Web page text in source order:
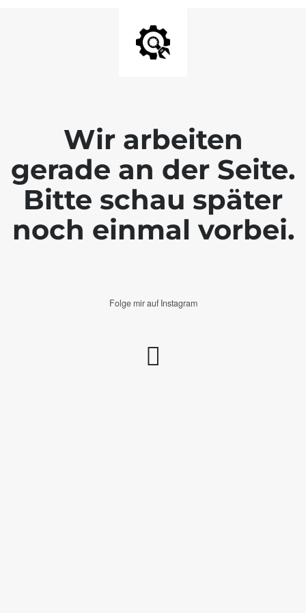
Wir arbeiten
gerade an der Seite.
Bitte schau später
noch einmal vorbei.
Folge mir auf Instagram